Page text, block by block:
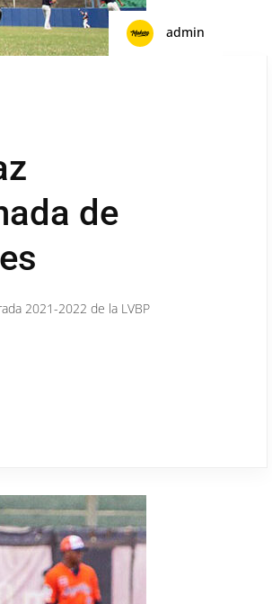
admin
de
2021-2022 de la LVBP